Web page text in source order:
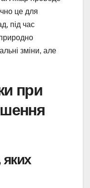
це для
під час
природно
зміни, але
при